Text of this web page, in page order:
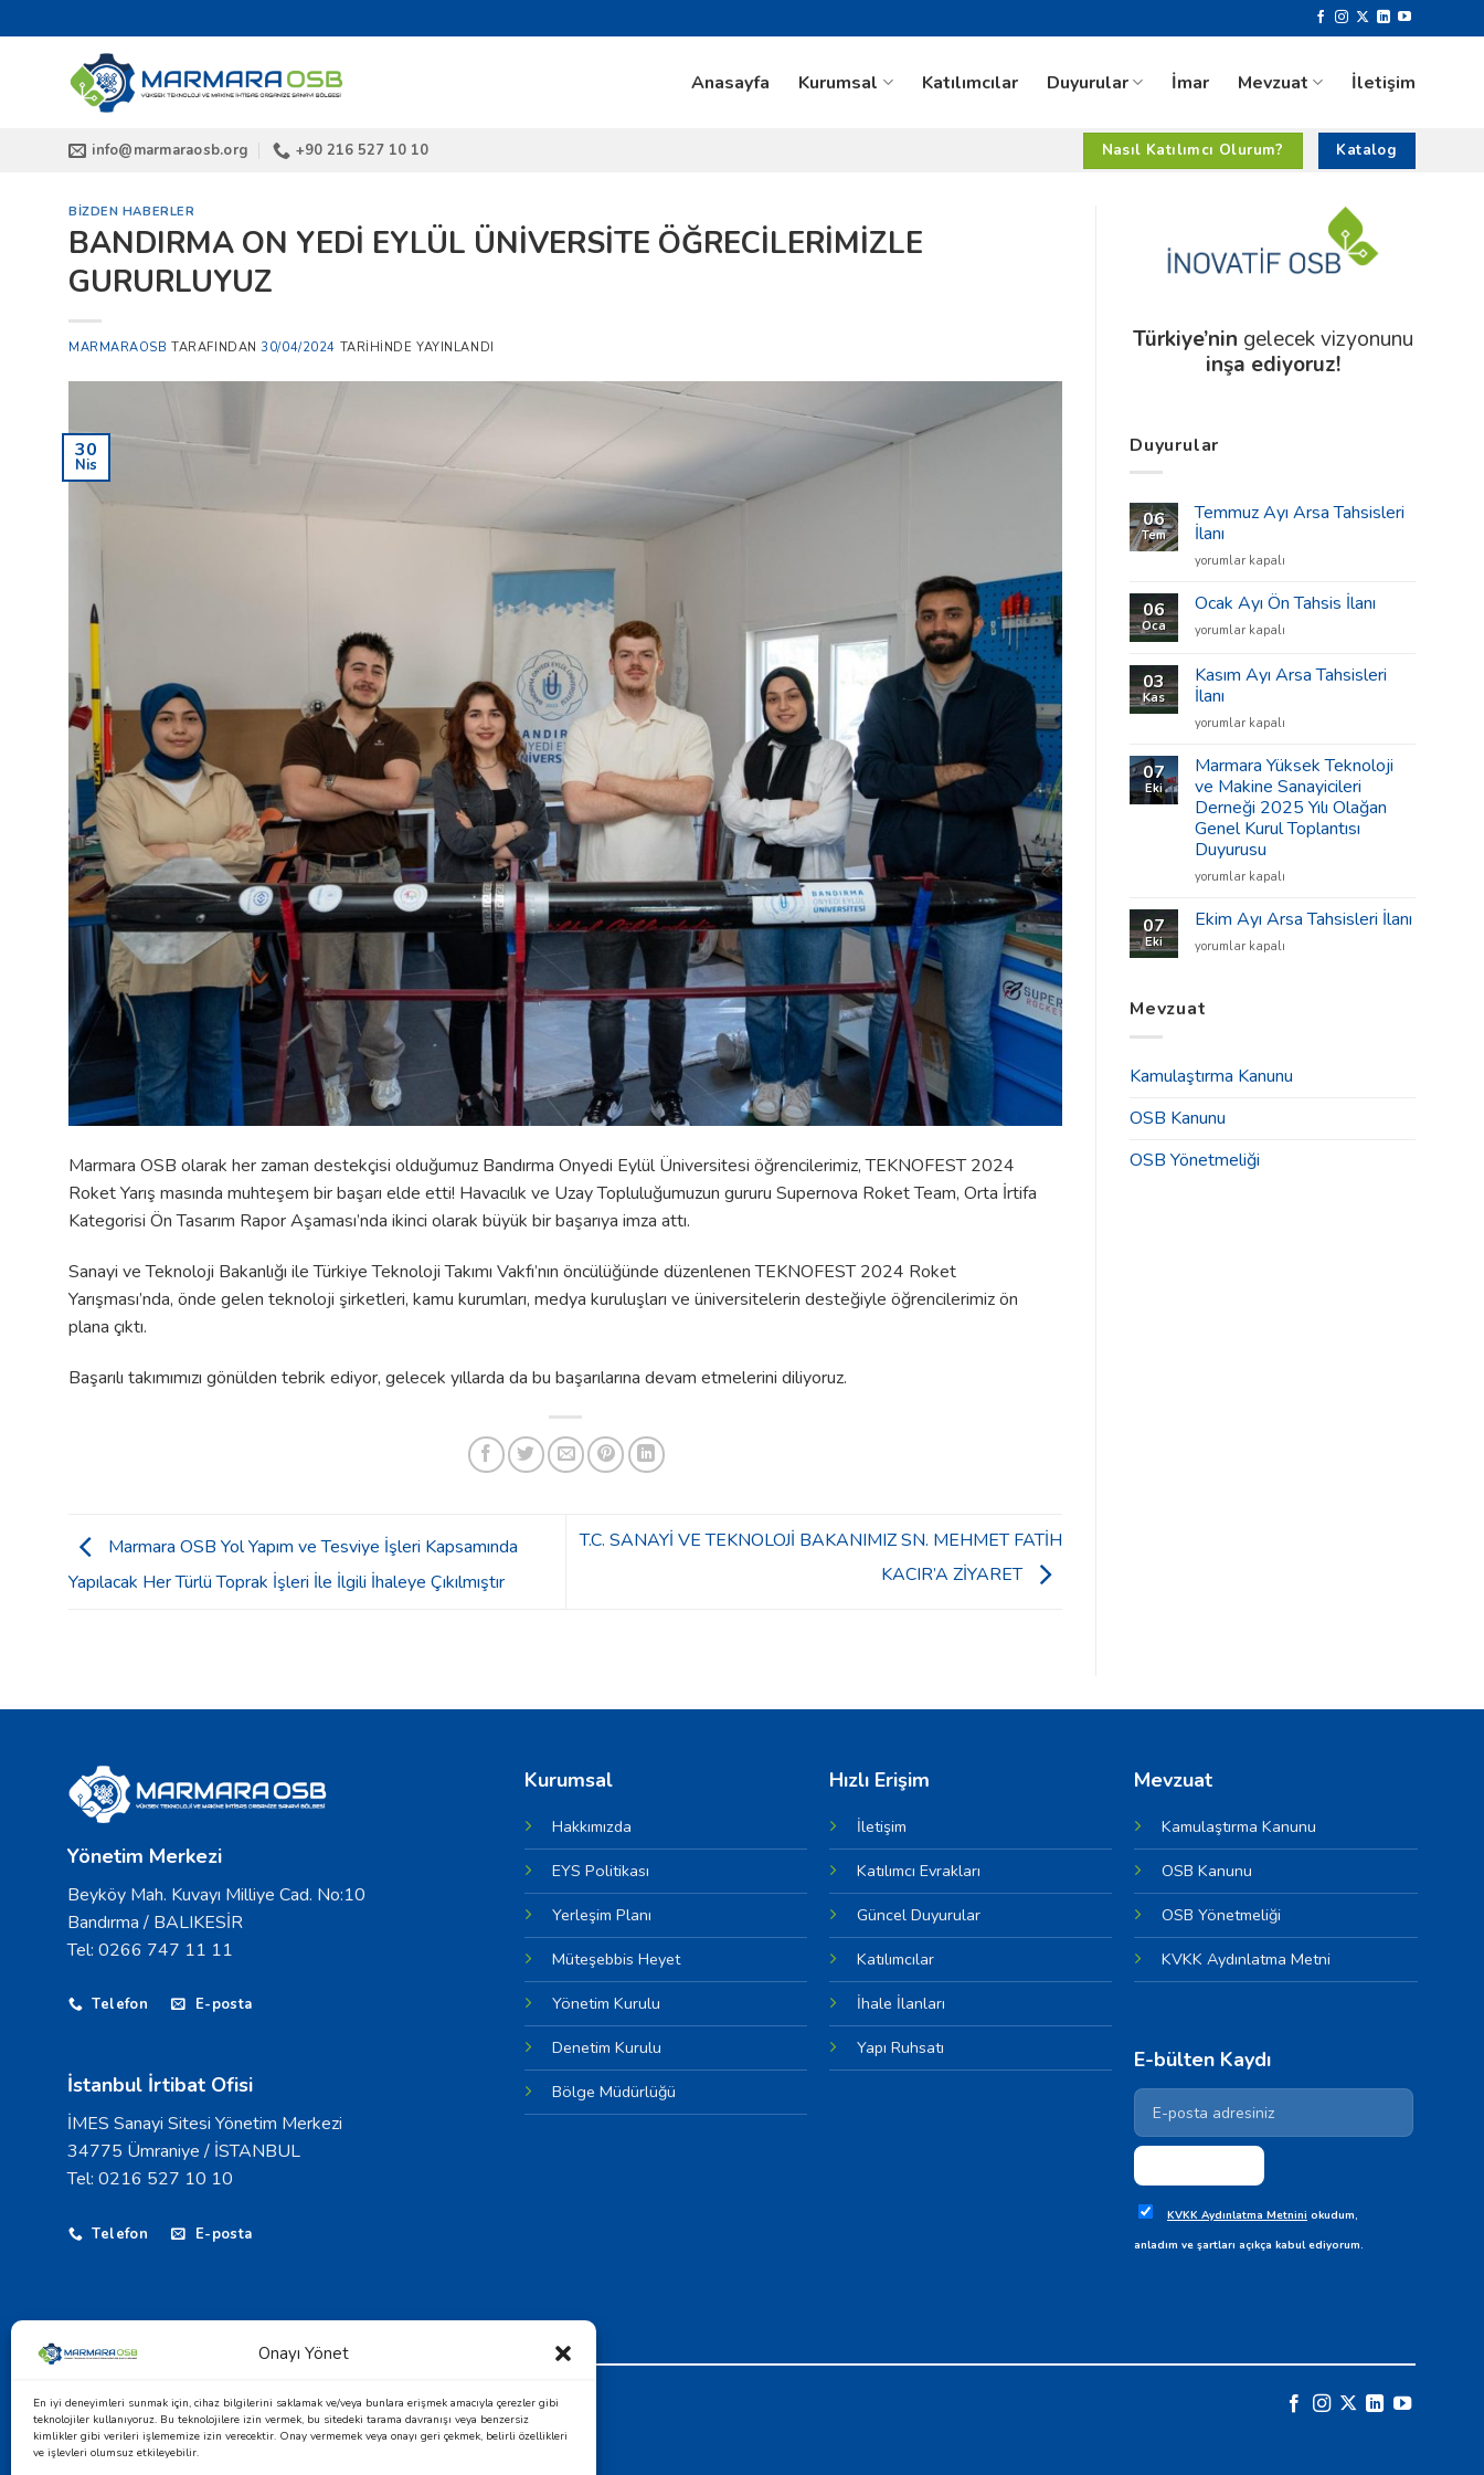
Onayı Yönet
En iyi deneyimleri sunmak için, cihaz bilgilerini saklamak ve/veya bunlara erişmek amacıyla çerezler gibi
teknolojiler kullanıyoruz. Bu teknolojilere izin vermek, bu sitedeki tarama davranışı veya benzersiz
kimlikler gibi verileri işlememize izin verecektir. Onay vermemek veya onayı geri çekmek, belirli özellikleri
ve işlevleri olumsuz etkileyebilir.
atla
Anasayfa
Kurumsal Katılımcılar Duyurular İmar Mevzuat İletişim
info@marmaraosb.org +90 216 527 10 10 Nasıl Katılımcı Olurum? Katalog
BIZDEN HABERLER
BANDIRMA ON YEDİ EYLÜL ÜNİVERSİTE ÖĞRECİLERİMİZLE
GURURLUYUZ
MARMARAOSB TARAFINDAN 30/04/2024 TARIHINDE YAYINLANDI
30
Nis
Marmara OSB olarak her zaman destekçisi olduğumuz Bandırma Onyedi Eylül Üniversitesi öğrencilerimiz, TEKNOFEST 2024
Roket Yarış masında muhteşem bir başarı elde etti! Havacılık ve Uzay Topluluğumuzun gururu Supernova Roket Team, Orta İrtifa
Kategorisi Ön Tasarım Rapor Aşaması’nda ikinci olarak büyük bir başarıya imza attı.
Sanayi ve Teknoloji Bakanlığı ile Türkiye Teknoloji Takımı Vakfı’nın öncülüğünde düzenlenen TEKNOFEST 2024 Roket
Yarışması’nda, önde gelen teknoloji şirketleri, kamu kurumları, medya kuruluşları ve üniversitelerin desteğiyle öğrencilerimiz ön
plana çıktı.
Başarılı takımımızı gönülden tebrik ediyor, gelecek yıllarda da bu başarılarına devam etmelerini diliyoruz.
Marmara OSB Yol Yapım ve Tesviye İşleri Kapsamında
Yapılacak Her Türlü Toprak İşleri İle İlgili İhaleye Çıkılmıştır
T.C. SANAYİ VE TEKNOLOJİ BAKANIMIZ SN. MEHMET FATİH
KACIR’A ZİYARET
Türkiye’nin gelecek vizyonunu
inşa ediyoruz!
Duyurular
06
Tem
Temmuz Ayı Arsa Tahsisleri
İlanı
Temmuz
Arsa
İlanı
yorumlar kapalı
06
Oca
Ocak Ayı Ön Tahsis İlanı
Ocak
Ön
Tahsis
İlanı
için
yorumlar kapalı
03
Kas
Kasım Ayı Arsa Tahsisleri
İlanı
Kasım
Arsa
Tahsisleri
İlanı
için
yorumlar kapalı
07
Eki
Marmara Yüksek Teknoloji
ve Makine Sanayicileri
Derneği 2025 Yılı Olağan
Genel Kurul Toplantısı
Duyurusu
Marmara
Teknoloji
Makine
2025
Kurul
Duyurusu
yorumlar kapalı
07
Eki
Ekim Ayı Arsa Tahsisleri İlanı
Ekim
Tahsisleri
yorumlar kapalı
Mevzuat
Kamulaştırma Kanunu
OSB Kanunu
OSB Yönetmeliği
Yönetim Merkezi
Beyköy Mah. Kuvayı Milliye Cad. No:10
Bandırma / BALIKESİR
Tel: 0266 747 11 11
Telefon E-posta
İstanbul İrtibat Ofisi
İMES Sanayi Sitesi Yönetim Merkezi
34775 Ümraniye / İSTANBUL
Tel: 0216 527 10 10
Telefon E-posta
Kurumsal
Hakkımızda
EYS Politikası
Yerleşim Planı
Müteşebbis Heyet
Yönetim Kurulu
Denetim Kurulu
Bölge Müdürlüğü
Hızlı Erişim
İletişim
Katılımcı Evrakları
Güncel Duyurular
Katılımcılar
İhale İlanları
Yapı Ruhsatı
Mevzuat
Kamulaştırma Kanunu
OSB Kanunu
OSB Yönetmeliği
KVKK Aydınlatma Metni
E-bülten Kaydı
KVKK Aydınlatma Metnini okudum,
anladım ve şartları açıkça kabul ediyorum.
© 2026 Marmara Yüksek Teknoloji ve Makine İhtisas OSB
KVKK Aydınlatma Metni